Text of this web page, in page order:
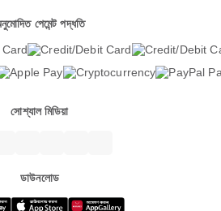
পেমেন্ট পদ্ধতি
সোশ্যাল মিডিয়া
ডাউনলোড